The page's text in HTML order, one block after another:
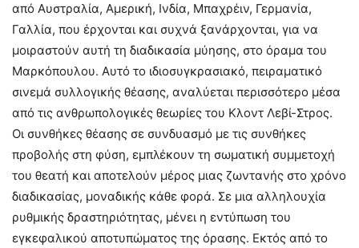
από Αυστραλία, Αμερική, Ινδία, Μπαχρέιν, Γερμανία,
Γαλλία, που έρχονται και συχνά ξανάρχονται, για να
μοιραστούν αυτή τη διαδικασία μύησης, στο όραμα του
Μαρκόπουλου. Αυτό το ιδιοσυγκρασιακό, πειραματικό
σινεμά συλλογικής θέασης, αναλύεται περισσότερο μέσα
από τις ανθρωπολογικές θεωρίες του Κλοντ Λεβί-Στρος.
Οι συνθήκες θέασης σε συνδυασμό με τις συνθήκες
προβολής στη φύση, εμπλέκουν τη σωματική συμμετοχή
του θεατή και αποτελούν μέρος μιας ζωντανής στο χρόνο
διαδικασίας, μοναδικής κάθε φορά. Σε μια αλληλουχία
ρυθμικής δραστηριότητας, μένει η εντύπωση του
εγκεφαλικού αποτυπώματος της όρασης. Εκτός από το